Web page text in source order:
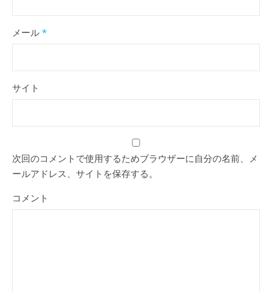
メール *
サイト
次回のコメントで使用するためブラウザーに自分の名前、メ
ールアドレス、サイトを保存する。
コメント